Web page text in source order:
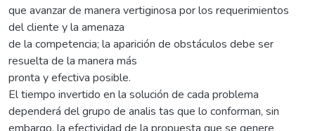
que avanzar de manera vertiginosa por los requerimientos
del cliente y la amenaza
de la competencia; la aparición de obstáculos debe ser
resuelta de la manera más
pronta y efectiva posible.
El tiempo invertido en la solución de cada problema
dependerá del grupo de analis tas que lo conforman, sin